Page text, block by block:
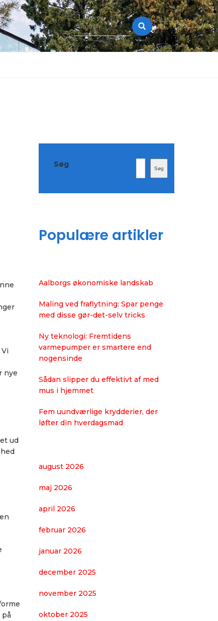
Search
for:
nye
ud
Søg Søg
Populære artikler
Aalborgs økonomiske landskab
Maling ved fraflytning: Spar penge
med disse gør-det-selv tricks
Ny teknologi: Fremtidens
varmepumper er smartere end
nogensinde
Sådan slipper du effektivt af med
mus i hjemmet
Fem uundværlige krydderier, der
løfter din hverdagsmad
august 2026
maj 2026
april 2026
februar 2026
januar 2026
december 2025
november 2025
oktober 2025